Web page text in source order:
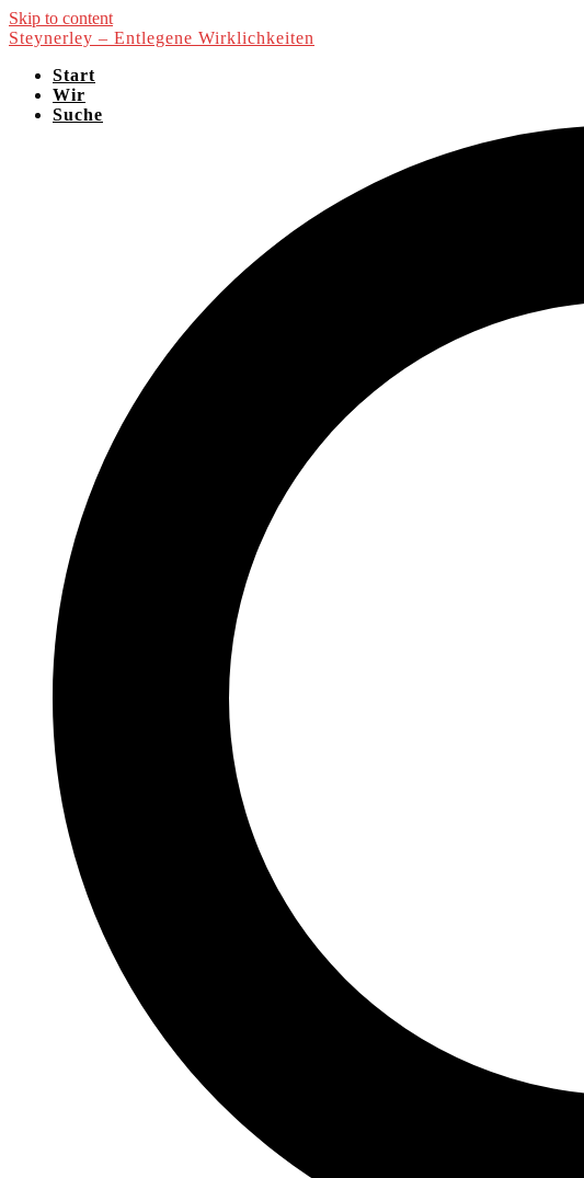
Skip to content
Steynerley – Entlegene Wirklichkeiten
Start
Wir
Suche